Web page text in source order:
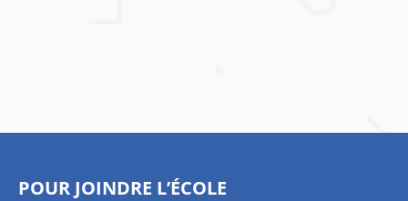
POUR JOINDRE L’ÉCOLE